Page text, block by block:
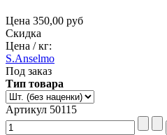
Цена 350,00 руб
Скидка
Цена / кг:
S.Anselmo
Под заказ
Тип товара
Артикул 50115